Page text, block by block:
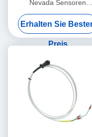
Nevada Sensoren
Verbindungskabel
Erhalten Sie
Preis